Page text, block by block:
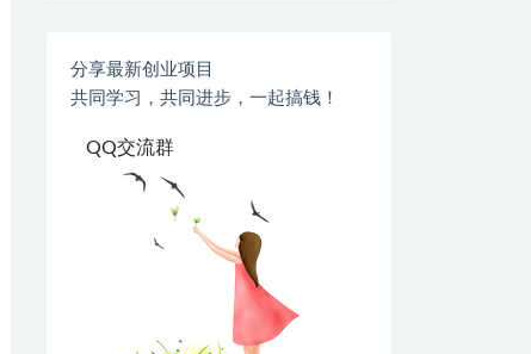
分享最新创业项目
共同学习，共同进步，一起搞钱！
QQ交流群